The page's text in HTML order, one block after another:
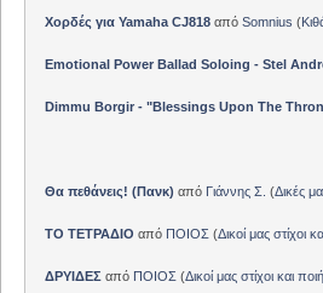
Χορδές για Yamaha CJ818από Somnius (
Emotional Power Ballad Soloing - Stel
Dimmu Borgir - "Blessings Upon The
Θα πεθάνεις! (Πανκ) από Γιάννης Σ. (Δικές
ΤΟ ΤΕΤΡΑΔΙΟ από ΠΟΙΟΣ (Δικοί μας στίχοι
ΔΡΥΙΔΕΣ από ΠΟΙΟΣ (Δικοί μας στίχοι και